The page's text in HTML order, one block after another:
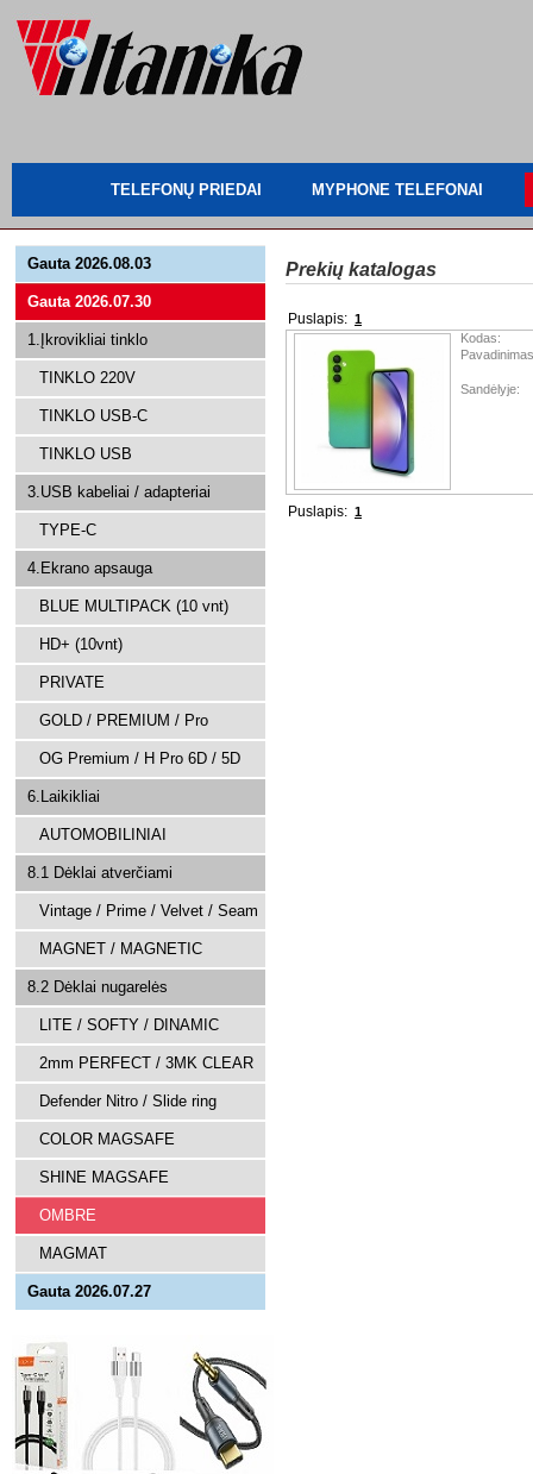
TELEFONŲ PRIEDAI MYPHONE TELEFONAI
Gauta 2026.08.03
Gauta 2026.07.30
1.Įkrovikliai tinklo
TINKLO 220V
TINKLO USB-C
TINKLO USB
3.USB kabeliai / adapteriai
TYPE-C
4.Ekrano apsauga
BLUE MULTIPACK (10 vnt)
HD+ (10vnt)
PRIVATE
GOLD / PREMIUM / Pro
OG Premium / H Pro 6D / 5D
6.Laikikliai
AUTOMOBILINIAI
8.1 Dėklai atverčiami
Vintage / Prime / Velvet / Seam
MAGNET / MAGNETIC
8.2 Dėklai nugarelės
LITE / SOFTY / DINAMIC
2mm PERFECT / 3MK CLEAR
Defender Nitro / Slide ring
COLOR MAGSAFE
SHINE MAGSAFE
OMBRE
MAGMAT
Gauta 2026.07.27
Prekių katalogas
Puslapis: 1
Kodas:
Sandėlyje:
Puslapis: 1